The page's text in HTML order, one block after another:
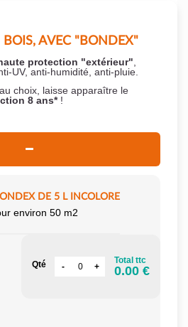
BOIS, AVEC "BONDEX"
protection "extérieur"
UV, anti-humidité, anti-pluie.
choix, laisse apparaître le
8 ans*!
DE 5 L INCOLORE
environ 50 m2
Qté Total ttc
0.00 €